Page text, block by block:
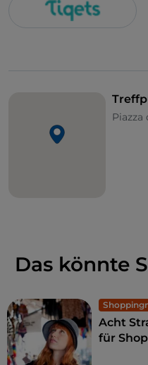
Piazza
Das könnte
Acht
für